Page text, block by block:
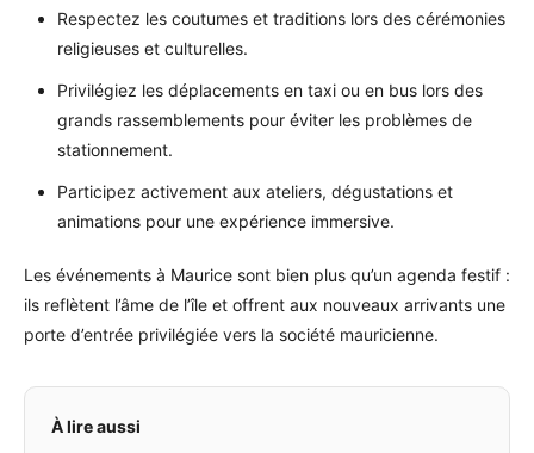
Respectez les coutumes et traditions lors des cérémonies
religieuses et culturelles.
Privilégiez les déplacements en taxi ou en bus lors des
grands rassemblements pour éviter les problèmes de
stationnement.
Participez activement aux ateliers, dégustations et
animations pour une expérience immersive.
Les événements à Maurice sont bien plus qu’un agenda festif :
ils reflètent l’âme de l’île et offrent aux nouveaux arrivants une
porte d’entrée privilégiée vers la société mauricienne.
À lire aussi